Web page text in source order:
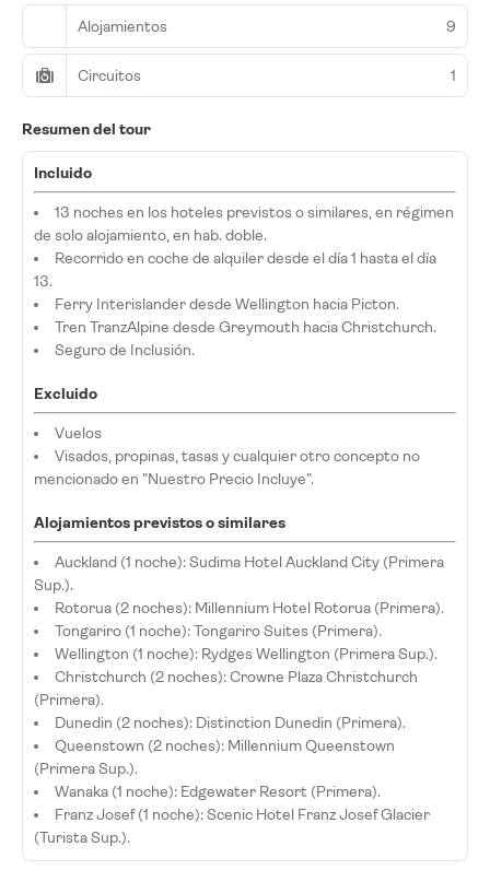
Alojamientos 9
Circuitos 1
Resumen del tour
Incluido
13 noches en los hoteles previstos o similares, en régimen
de solo alojamiento, en hab. doble.
Recorrido en coche de alquiler desde el día 1 hasta el día
13.
Ferry Interislander desde Wellington hacia Picton.
Tren TranzAlpine desde Greymouth hacia Christchurch.
Seguro de Inclusión.
Excluido
Vuelos
Visados, propinas, tasas y cualquier otro concepto no
mencionado en "Nuestro Precio Incluye".
Alojamientos previstos o similares
Auckland (1 noche): Sudima Hotel Auckland City (Primera
Sup.).
Rotorua (2 noches): Millennium Hotel Rotorua (Primera).
Tongariro (1 noche): Tongariro Suites (Primera).
Wellington (1 noche): Rydges Wellington (Primera Sup.).
Christchurch (2 noches): Crowne Plaza Christchurch
(Primera).
Dunedin (2 noches): Distinction Dunedin (Primera).
Queenstown (2 noches): Millennium Queenstown
(Primera Sup.).
Wanaka (1 noche): Edgewater Resort (Primera).
Franz Josef (1 noche): Scenic Hotel Franz Josef Glacier
(Turista Sup.).